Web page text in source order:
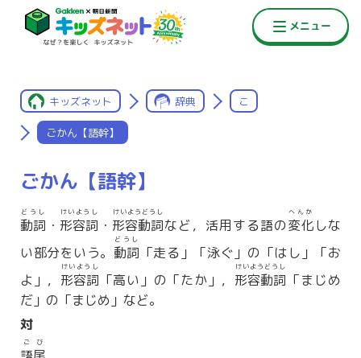
キッズネット 辞典 こ
ごかん【語幹】
ごかん【語幹】
動詞
どうし
・ 形容詞
けいようし
・ 形容動詞
けいようどうし
など，活用する語の変化
へんか
しな
い部分をいう。 動詞
どうし
「走る」「泳ぐ」の「はし」「お
よ」， 形容詞
けいようし
「高い」の「たか」， 形容動詞
けいようどうし
「まじめ
だ」の「まじめ」など。
対
ごび